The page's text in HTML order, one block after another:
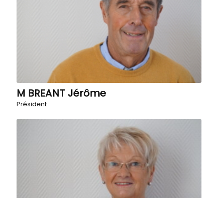
M BREANT Jérôme
Président